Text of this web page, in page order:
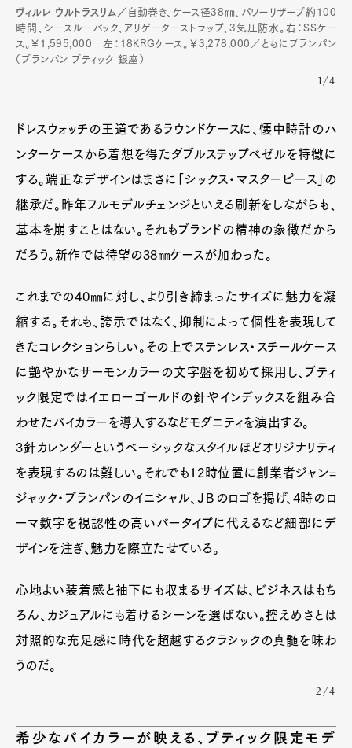
Art&DesignWatchFashion
ProductCulture Lifestyle
Official Columnist
About
Pen Meet
Pen international Pen tw
ヴィルレ ウルトラスリム／ 自動巻き、ケース径38㎜、パワーリザーブ約100
時間、シースルーバック、アリゲーターストラップ、3気圧防水。右：SSケー
ス。￥1,595,000 左：18KRGケース。￥3,278,000／ともにブランパン
（ブランパン ブティック 銀座）
1/4
ドレスウォッチの王道であるラウンドケースに、懐中時計のハ
ンターケースから着想を得たダブルステップベゼルを特徴に
する。端正なデザインはまさに「シックス・マスターピース」の
継承だ。昨年フルモデルチェンジといえる刷新をしながらも、
基本を崩すことはない。それもブランドの精神の象徴だから
だろう。新作では待望の38㎜ケースが加わった。
これまでの40㎜に対し、より引き締まったサイズに魅力を凝
縮する。それも、誇示ではなく、抑制によって個性を表現して
きたコレクションらしい。その上でステンレス・スチールケース
に艶やかなサーモンカラーの文字盤を初めて採用し、ブティ
ック限定ではイエローゴールドの針やインデックスを組み合
わせたバイカラーを導入するなどモダニティを演出する。
3針カレンダーというベーシックなスタイルほどオリジナリティ
を表現するのは難しい。それでも12時位置に創業者ジャン=
ジャック・ブランパンのイニシャル、ＪＢのロゴを掲げ、4時のロ
ーマ数字を視認性の高いバータイプに代えるなど細部にデ
ザインを注ぎ、魅力を際立たせている。
心地よい装着感と袖下にも収まるサイズは、ビジネスはもち
ろん、カジュアルにも着けるシーンを選ばない。控えめさとは
対照的な充足感に時代を超越するクラシックの真髄を味わ
うのだ。
2/4
希少なバイカラーが映える、ブティック限定モデ